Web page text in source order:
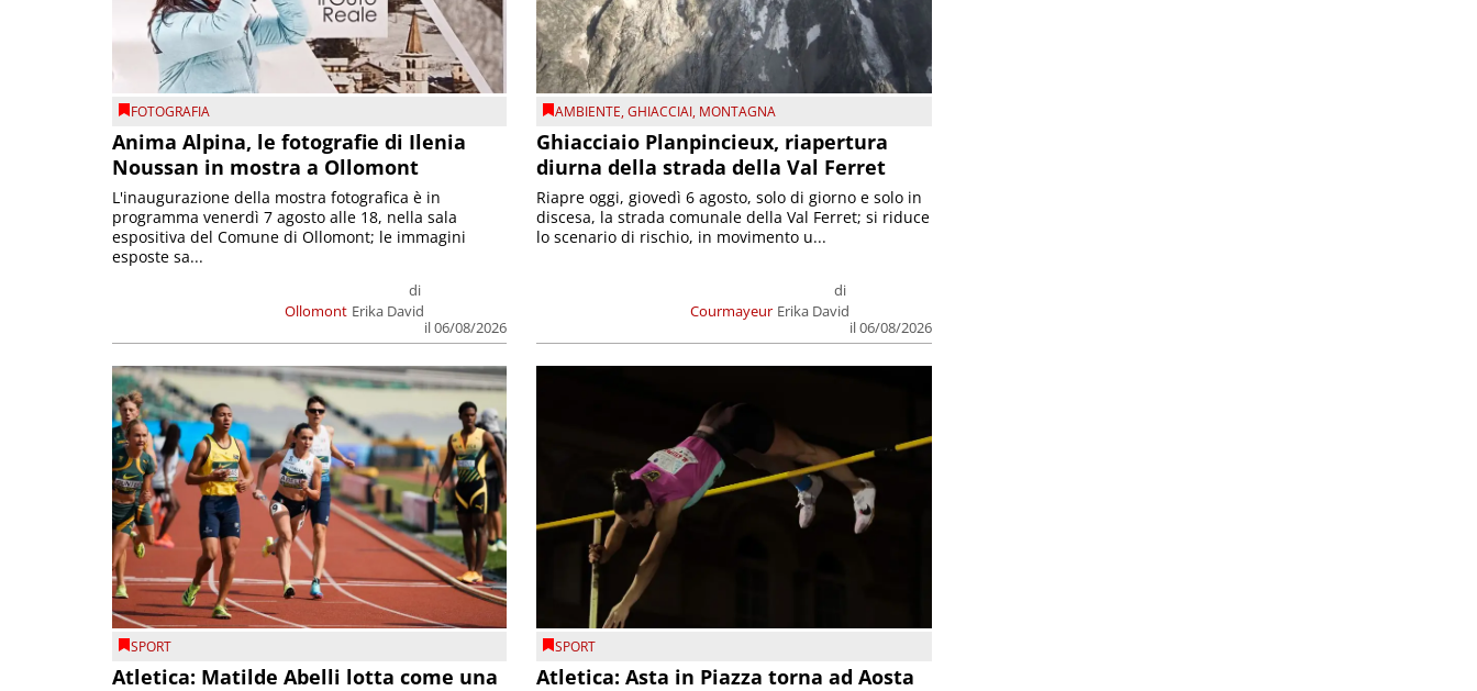
FOTOGRAFIA
Anima Alpina, le fotografie di Ilenia
Noussan in mostra a Ollomont
Ollomont
di
Erika David
il 06/08/2026
L'inaugurazione della mostra fotografica è in
programma venerdì 7 agosto alle 18, nella sala
espositiva del Comune di Ollomont; le immagini
esposte sa...
AMBIENTE,GHIACCIAI, MONTAGNA
Ghiacciaio Planpincieux, riapertura
diurna della strada della Val Ferret
Courmayeur
di
Erika David
il 06/08/2026
Riapre oggi, giovedì 6 agosto, solo di giorno e solo in
discesa, la strada comunale della Val Ferret; si riduce
lo scenario di rischio, in movimento u...
SPORT
Atletica: Matilde Abelli lotta come una
SPORT
Atletica: Asta in Piazza torna ad Aosta